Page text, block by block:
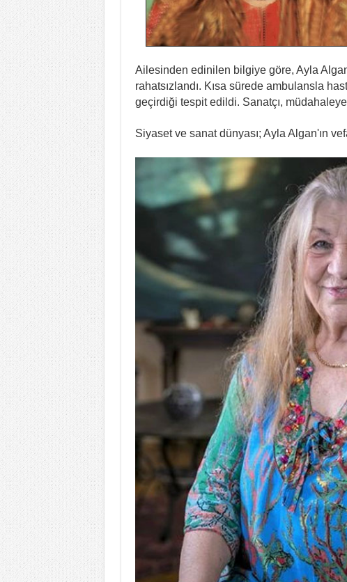
Ailesinden edinilen bilgiye göre, Ayla
rahatsızlandı. Kısa sürede ambulansla
geçirdiği tespit edildi. Sanatçı, müdahaleye
Siyaset ve sanat dünyası; Ayla Algan'ın